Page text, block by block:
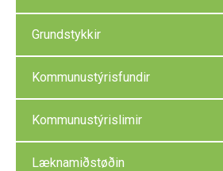
Grundstykkir
Kommunustýrisfundir
Kommunustýrislimir
Læknamiðstøðin